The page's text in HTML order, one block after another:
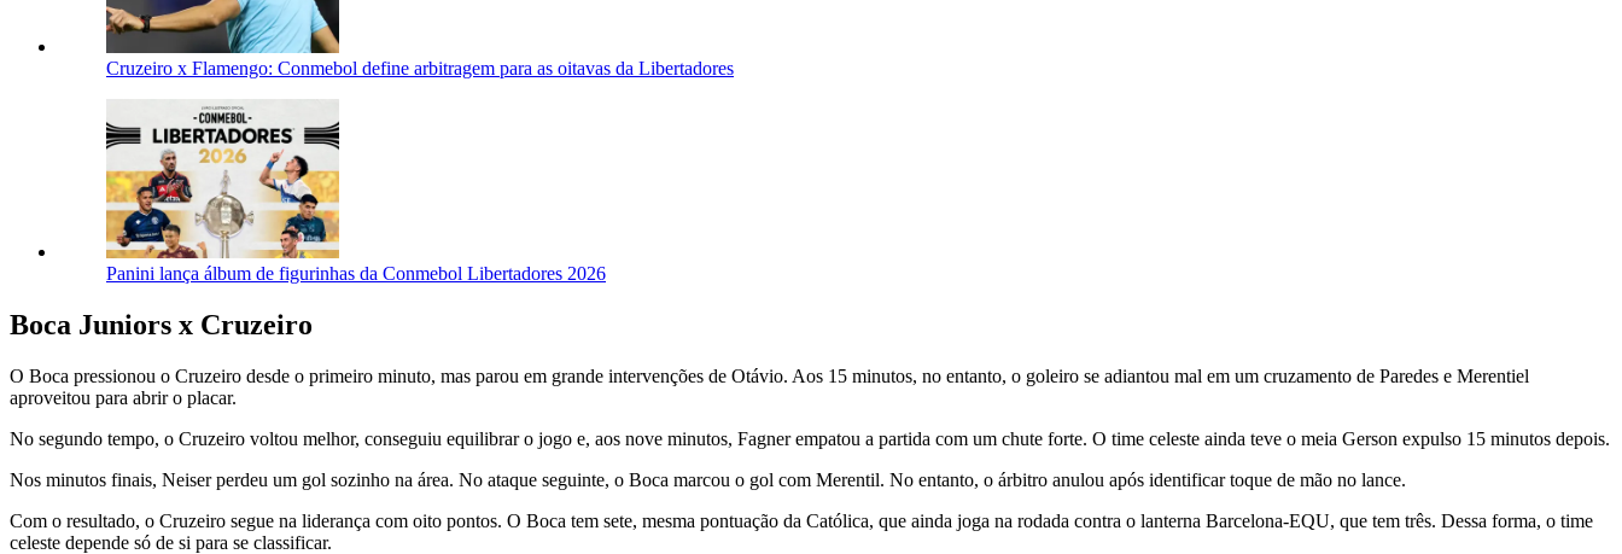
Cruzeiro x Flamengo: Conmebol define arbitragem para as oitavas da Libertadores
Panini lança álbum de figurinhas da Conmebol Libertadores 2026
Boca Juniors x Cruzeiro
O Boca pressionou o Cruzeiro desde o primeiro minuto, mas parou em grande intervenções de Otávio. Aos 15 minutos, no entanto, o goleiro se adiantou mal em um cruzamento de Paredes e Merentiel
aproveitou para abrir o placar.
No segundo tempo, o Cruzeiro voltou melhor, conseguiu equilibrar o jogo e, aos nove minutos, Fagner empatou a partida com um chute forte. O time celeste ainda teve o meia Gerson expulso 15 minutos depois.
Nos minutos finais, Neiser perdeu um gol sozinho na área. No ataque seguinte, o Boca marcou o gol com Merentil. No entanto, o árbitro anulou após identificar toque de mão no lance.
Com o resultado, o Cruzeiro segue na liderança com oito pontos. O Boca tem sete, mesma pontuação da Católica, que ainda joga na rodada contra o lanterna Barcelona-EQU, que tem três. Dessa forma, o time
celeste depende só de si para se classificar.